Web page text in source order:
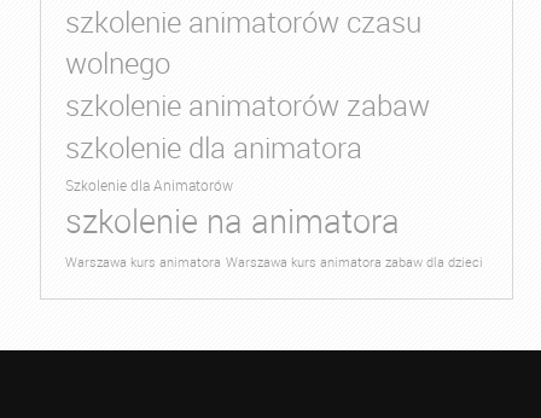
szkolenie animatorów czasu
wolnego
szkolenie animatorów zabaw
szkolenie dla animatora
Szkolenie dla Animatorów
szkolenie na animatora
Warszawa kurs animatora Warszawa kurs animatora zabaw dla dzieci